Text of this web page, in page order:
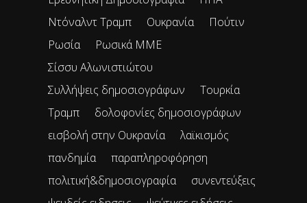
Ντόναλντ Τραμπ
Ουκρανία
Πούτιν
Ρωσία
Ρωσικά ΜΜΕ
Σίσσυ Αλωνιστιώτου
Συλλήψεις δημοσιογράφων
Τουρκία
Τραμπ
δολοφονίες δημοσιογράφων
εισβολή στην Ουκρανία
λαϊκισμός
πανδημία
παραπληροφόρηση
πολιτική&δημοσιογραφία
συνεντεύξεις